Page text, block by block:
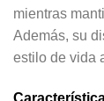
mientras
Además, su
estilo de vida